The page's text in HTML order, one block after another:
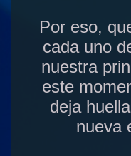
Por eso,
cada uno
nuestra
este
deja
nueva